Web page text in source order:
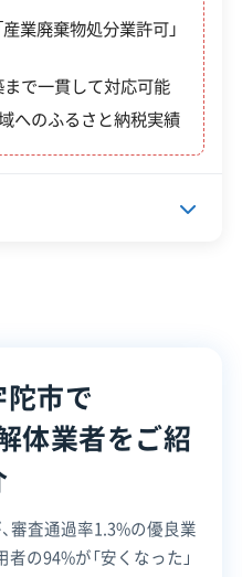
・空き店舗を事業用
用する場合の改修費等
。（※令和7年度の空
60cm以上の危険なブ
集は、既に受付を終了し
限定されているものが
空き家除却補助金は、
活用を目指す場合、4月
業廃棄物処分業許可」
まで一貫して対応可能
へのふるさと納税実績
市で
体業者をご紹
審査通過率1.3%の優良業
者の94%が「安くなった」